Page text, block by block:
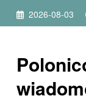
Przejdź 2026-08-03